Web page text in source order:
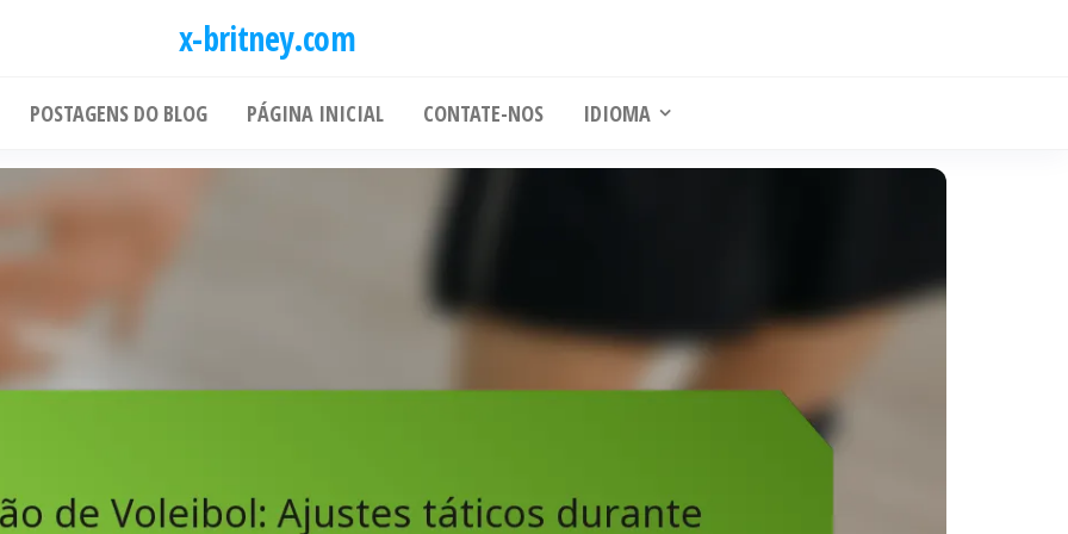
x-britney.com
POSTAGENS DO BLOG PÁGINA INICIAL CONTATE-NOS IDIOMA